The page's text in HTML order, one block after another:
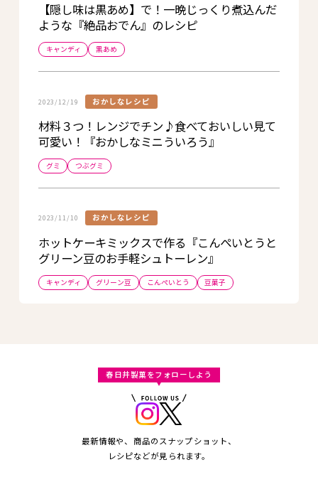
【隠し味は黒あめ】で！一晩じっくり煮込んだ
ような『絶品おでん』のレシピ
キャンディ 黒あめ
2023/12/19 おかしなレシピ
材料３つ！レンジでチン♪食べておいしい見て
可愛い！『おかしなミニういろう』
グミ つぶグミ
2023/11/10 おかしなレシピ
ホットケーキミックスで作る『こんぺいとうと
グリーン豆のお手軽シュトーレン』
キャンディ グリーン豆 こんぺいとう 豆菓子
春日井製菓をフォローしよう
最新情報や、商品のスナップショット、
レシピなどが見られます。